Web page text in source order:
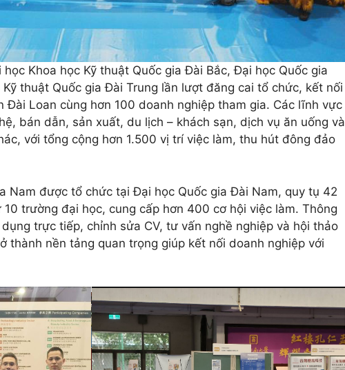
Khoa học Kỹ thuật Quốc gia Đài Bắc, Đại học Quốc gia
thuật Quốc gia Đài Trung lần lượt đăng cai tổ chức, kết nối
Đài Loan cùng hơn 100 doanh nghiệp tham gia. Các lĩnh vực
bán dẫn, sản xuất, du lịch – khách sạn, dịch vụ ăn uống và
với tổng cộng hơn 1.500 vị trí việc làm, thu hút đông đảo
Nam được tổ chức tại Đại học Quốc gia Đài Nam, quy tụ 42
trường đại học, cung cấp hơn 400 cơ hội việc làm. Thông
trực tiếp, chỉnh sửa CV, tư vấn nghề nghiệp và hội thảo
thành nền tảng quan trọng giúp kết nối doanh nghiệp với